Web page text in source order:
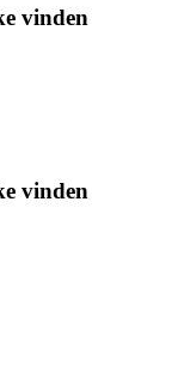
vinden
vinden